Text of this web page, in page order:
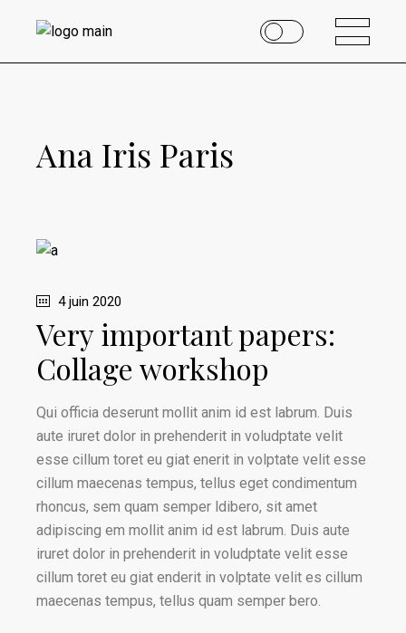
Ana Iris Paris
4 juin 2020
Very important papers:
Collage workshop
Qui officia deserunt mollit anim id est labrum. Duis
aute iruret dolor in prehenderit in voludptate velit
esse cillum toret eu giat enerit in volptate velit esse
cillum maecenas tempus, tellus eget condimentum
rhoncus, sem quam semper ldibero, sit amet
adipiscing em mollit anim id est labrum. Duis aute
iruret dolor in prehenderit in voludptate velit esse
cillum toret eu giat enderit in volptate velit es cillum
maecenas tempus, tellus quam semper bero.